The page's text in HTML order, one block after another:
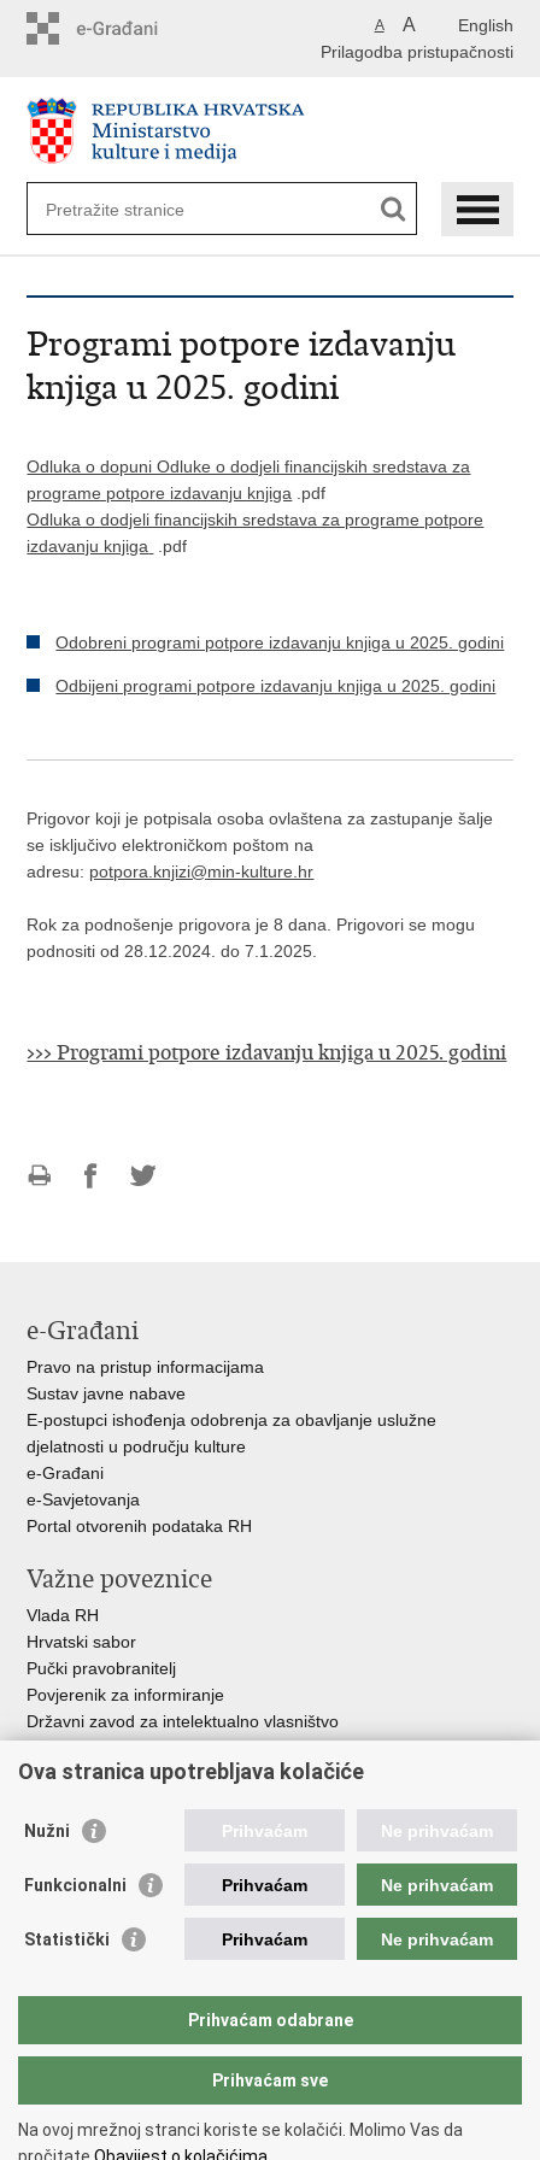
English
A A
Prilagodba pristupačnosti
Programi potpore izdavanju
knjiga u 2025. godini
Odluka o dopuni Odluke o dodjeli financijskih sredstava za
programe potpore izdavanju knjiga .pdf
Odluka o dodjeli financijskih sredstava za programe potpore
izdavanju knjiga
.pdf
Odobreni programi potpore izdavanju knjiga u 2025. godini
Odbijeni programi potpore izdavanju knjiga u 2025. godini
Prigovor koji je potpisala osoba ovlaštena za zastupanje šalje
se isključivo elektroničkom poštom na
adresu: potpora.knjizi@min-kulture.hr
Rok za podnošenje prigovora je 8 dana. Prigovori se mogu
podnositi od 28.12.2024. do 7.1.2025.
>>> Programi potpore izdavanju knjiga u 2025. godini
e-Građani
Pravo na pristup informacijama
Sustav javne nabave
E-postupci ishođenja odobrenja za obavljanje uslužne
djelatnosti u području kulture
e-Građani
e-Savjetovanja
Portal otvorenih podataka RH
Važne poveznice
Vlada RH
Hrvatski sabor
Pučki pravobranitelj
Povjerenik za informiranje
Državni zavod za intelektualno vlasništvo
HAKOM
Ostale poveznice
Hrvatski audiovizualni centar
Creative Europe
EU National Institutes for Culture
Međunarodni centar za podvodnu arheologiju u Zadru (MCPA)
Copyright © 2026 Ministarstvo kulture i medija.
Ova stranica upotrebljava kolačiće
Nužni Prihvaćam Ne prihvaćam
Funkcionalni Prihvaćam Ne prihvaćam
Statistički Prihvaćam Ne prihvaćam
Prihvaćam odabrane
Prihvaćam sve
Na ovoj mrežnoj stranci koriste se kolačići. Molimo Vas da